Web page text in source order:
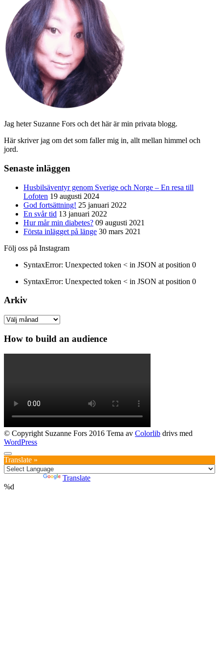
Jag heter Suzanne Fors och det här är min privata blogg.
Här skriver jag om det som faller mig in, allt mellan himmel och
jord.
Senaste inläggen
Husbilsäventyr genom Sverige och Norge – En resa till
Lofoten 19 augusti 2024
God fortsättning! 25 januari 2022
En svår tid 13 januari 2022
Hur mår min diabetes? 09 augusti 2021
Första inlägget på länge 30 mars 2021
Följ oss på Instagram
SyntaxError: Unexpected token < in JSON at position 0
SyntaxError: Unexpected token < in JSON at position 0
Arkiv
Arkiv
How to build an audience
© Copyright Suzanne Fors 2016 Tema av Colorlib drivs med
WordPress
Translate »
Translate
%d